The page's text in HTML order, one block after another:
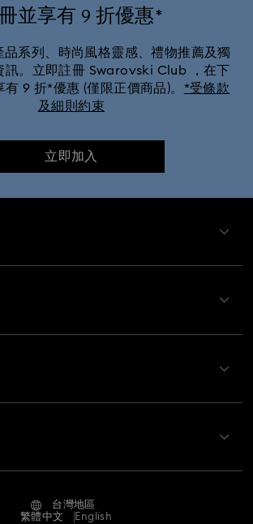
系列裝飾與擺件 星球大战小雕像
與戶外餐桌佈置 環球影城禮品和掛飾
| 迪士尼擺件 迪士尼阿拉丁小雕像
並享有 9 折優惠*
品系列、時尚風格靈感、禮物推薦及獨
訊。立即註冊 Swarovski Club ，在下
有 9 折*優惠 (僅限正價商品)。 *受條款
及細則約束
立即加入
台灣地區
繁體中文
English